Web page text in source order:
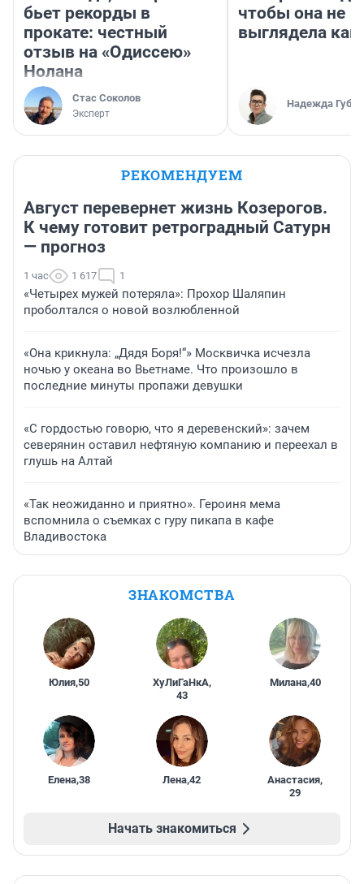
бьет рекорды в
прокате: честный
отзыв на «Одиссею»
Нолана
Стас Соколов
Эксперт
чтобы она не
выглядела как
Надежда
РЕКОМЕНДУЕМ
Август перевернет жизнь Козерогов.
К чему готовит ретроградный Сатурн
— прогноз
1 час 1 617 1
«Четырех мужей потеряла»: Прохор Шаляпин
проболтался о новой возлюбленной
«Она крикнула: „Дядя Боря!“» Москвичка исчезла
ночью у океана во Вьетнаме. Что произошло в
последние минуты пропажи девушки
«С гордостью говорю, что я деревенский»: зачем
северянин оставил нефтяную компанию и переехал в
глушь на Алтай
«Так неожиданно и приятно». Героиня мема
вспомнила о съемках с гуру пикапа в кафе
Владивостока
ЗНАКОМСТВА
Юлия,50 ХуЛиГаНкА,
43
Милана,40
Елена,38 Лена,42 Анастасия,
29
Начать знакомиться